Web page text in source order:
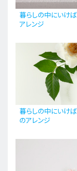
暮らしの中にいけ
アレンジ
暮らしの中にいけ
のアレンジ